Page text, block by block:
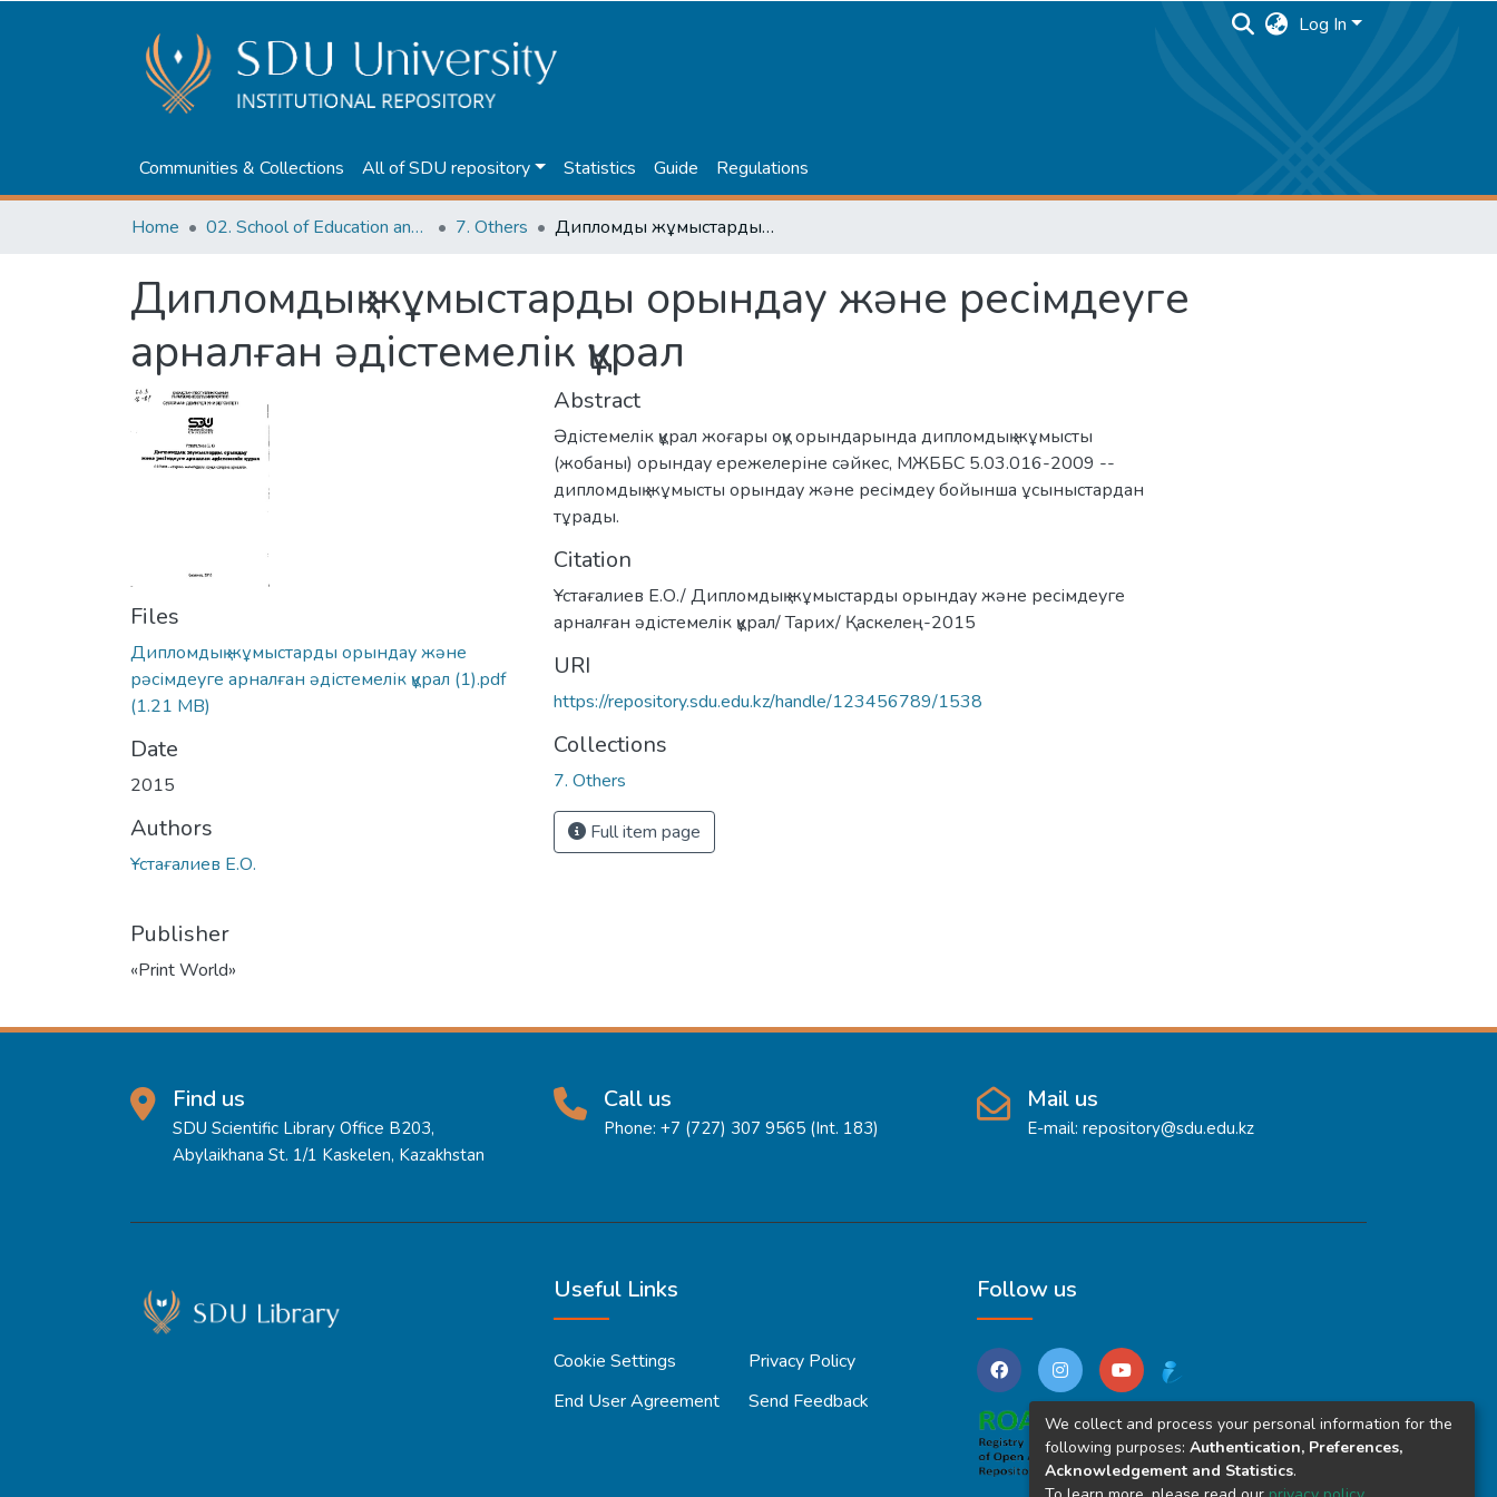
Log In
Communities & Collections All of SDU repository Statistics Guide Regulations
Home 02. School of Education and humanities 7. Others Дипломдық жұмыстарды орындау және ресімдеуге арналған әдістемелік құрал
Дипломдық жұмыстарды орындау және ресімдеуге
арналған әдістемелік құрал
Files
Дипломдық жұмыстарды орындау және
рәсімдеуге арналған әдістемелік құрал (1).pdf
(1.21 MB)
Date
2015
Authors
Ұстағалиев Е.О.
Publisher
«Print World»
Abstract
Әдістемелік құрал жоғары оқу орындарында дипломдық жұмысты
(жобаны) орындау ережелеріне сәйкес, МЖББС 5.03.016-2009 --
дипломдық жұмысты орындау және ресімдеу бойынша ұсыныстардан
тұрады.
Citation
Ұстағалиев Е.О./ Дипломдық жұмыстарды орындау және ресімдеуге
арналған әдістемелік құрал/ Тарих/ Қаскелең-2015
URI
https://repository.sdu.edu.kz/handle/123456789/1538
Collections
7. Others
Full item page
Find us
SDU Scientific Library Office B203,
Abylaikhana St. 1/1 Kaskelen, Kazakhstan
Call us
Phone: +7 (727) 307 9565 (Int. 183)
Mail us
E-mail: repository@sdu.edu.kz
Useful Links
Cookie Settings
Privacy Policy
End User Agreement
Send Feedback
Follow us
We collect and process your personal information for the
following purposes: Authentication, Preferences,
Acknowledgement and Statistics.